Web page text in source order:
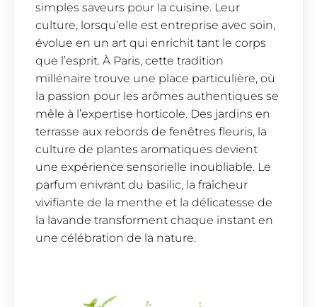
simples saveurs pour la cuisine. Leur
culture, lorsqu’elle est entreprise avec soin,
évolue en un art qui enrichit tant le corps
que l’esprit. À Paris, cette tradition
millénaire trouve une place particulière, où
la passion pour les arômes authentiques se
mêle à l’expertise horticole. Des jardins en
terrasse aux rebords de fenêtres fleuris, la
culture de plantes aromatiques devient
une expérience sensorielle inoubliable. Le
parfum enivrant du basilic, la fraîcheur
vivifiante de la menthe et la délicatesse de
la lavande transforment chaque instant en
une célébration de la nature.